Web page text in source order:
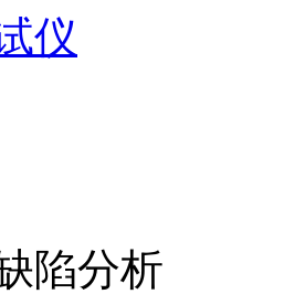
仪
陷分析